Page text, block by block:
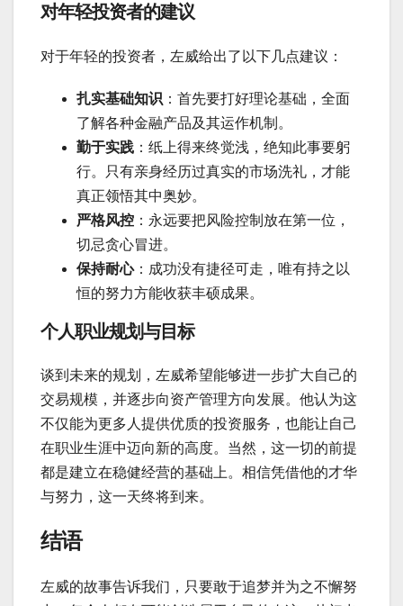
对年轻投资者的建议
对于年轻的投资者，左威给出了以下几点建议：
扎实基础知识 ：首先要打好理论基础，全面
了解各种金融产品及其运作机制。
勤于实践 ：纸上得来终觉浅，绝知此事要躬
行。只有亲身经历过真实的市场洗礼，才能
真正领悟其中奥妙。
严格风控 ：永远要把风险控制放在第一位，
切忌贪心冒进。
保持耐心：成功没有捷径可走，唯有持之以
恒的努力方能收获丰硕成果。
个人职业规划与目标
谈到未来的规划，左威希望能够进一步扩大自己的
交易规模，并逐步向资产管理方向发展。他认为这
不仅能为更多人提供优质的投资服务，也能让自己
在职业生涯中迈向新的高度。当然，这一切的前提
都是建立在稳健经营的基础上。相信凭借他的才华
与努力，这一天终将到来。
结语
左威的故事告诉我们，只要敢于追梦并为之不懈努